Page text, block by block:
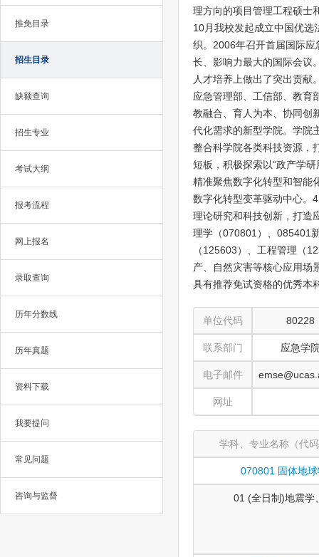
推免目录
招生目录
缺额查询
招生专业
考试大纲
报考流程
网上报名
录取查询
历年分数线
历年真题
资料下载
我要提问
常见问题
咨询与监督
理方向的项目管理工程硕士
10月我校发起成立中国优选
织。2006年召开首届国际
长、影响力最大的国际会议
人才培养上做出了突出贡献
应急管理部、工信部、教育
教融合、育人为本、协同创
代化需求的新型学院。学院
整合科学院各类科技资源，
短板，积极探索以“政产学
精准聚焦数字化转型和智能
数字化转型变革驱动中心。
理论研究和科技创新，打造
理学（070801）、085401
（125603）、工程管理（
产、自然灾害等核心应用场
具有推荐免试资格的优秀本
单位代码 80228
联系部门 应急学
电子邮件
网址
学科、专业名称（代
070801 固体地
01 (全日制)地震学